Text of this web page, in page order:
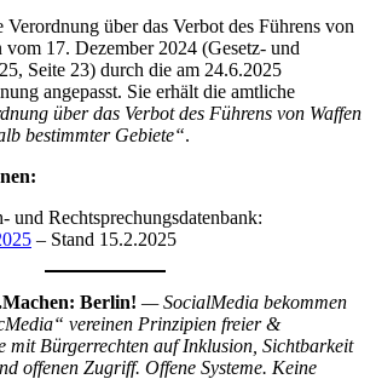
über das Verbot des Führens von
vom 17. Dezember 2024 (Gesetz- und
Seite 23) durch die am 24.6.2025
angepasst. Sie erhält die amtliche
über das Verbot des Führens von Waffen
bestimmter Gebiete“.
und Rechtsprechungsdatenbank:
– Stand 15.2.2025
Berlin! — SocialMedia bekommen
vereinen Prinzipien freier &
mit Bürgerrechten auf Inklusion, Sichtbarkeit
offenen Zugriff. Offene Systeme. Keine